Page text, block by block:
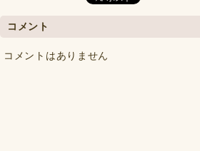
コメント
コメントはありません